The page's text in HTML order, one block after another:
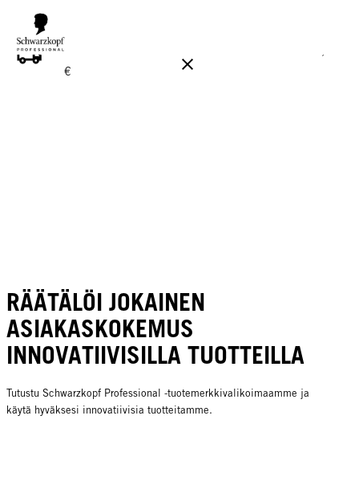
ILMAINEN TOIMITUS YLI 160 € TILAUKSIIN!
€
RÄÄTÄLÖI JOKAINEN
ASIAKASKOKEMUS
INNOVATIIVISILLA TUOTTEILLA
Tutustu Schwarzkopf Professional -tuotemerkkivalikoimaamme ja
käytä hyväksesi innovatiivisia tuotteitamme.